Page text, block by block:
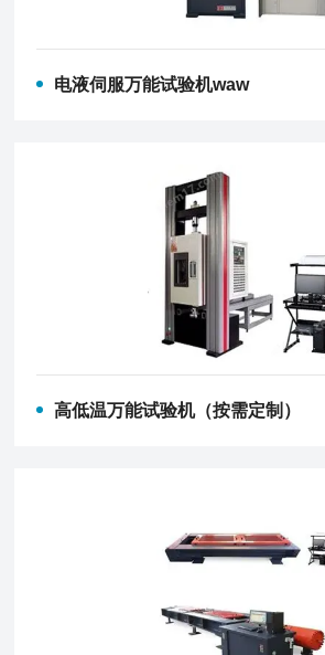
电液伺服万能试验机waw
高低温万能试验机（按需定制）